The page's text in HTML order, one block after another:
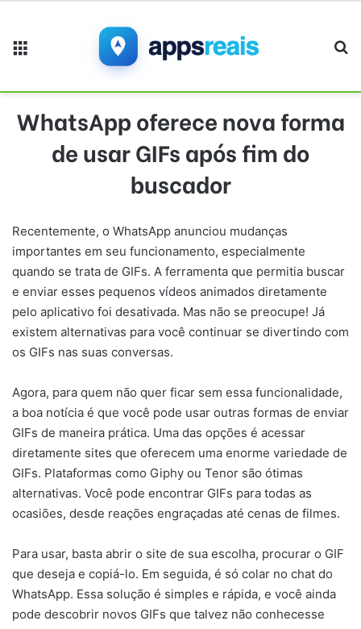
WhatsApp oferece nova forma
de usar GIFs após fim do
buscador
Recentemente, o WhatsApp anunciou mudanças
importantes em seu funcionamento, especialmente
quando se trata de GIFs. A ferramenta que permitia buscar
e enviar esses pequenos vídeos animados diretamente
pelo aplicativo foi desativada. Mas não se preocupe! Já
existem alternativas para você continuar se divertindo com
os GIFs nas suas conversas.
Agora, para quem não quer ficar sem essa funcionalidade,
a boa notícia é que você pode usar outras formas de enviar
GIFs de maneira prática. Uma das opções é acessar
diretamente sites que oferecem uma enorme variedade de
GIFs. Plataformas como Giphy ou Tenor são ótimas
alternativas. Você pode encontrar GIFs para todas as
ocasiões, desde reações engraçadas até cenas de filmes.
Para usar, basta abrir o site de sua escolha, procurar o GIF
que deseja e copiá-lo. Em seguida, é só colar no chat do
WhatsApp. Essa solução é simples e rápida, e você ainda
pode descobrir novos GIFs que talvez não conhecesse